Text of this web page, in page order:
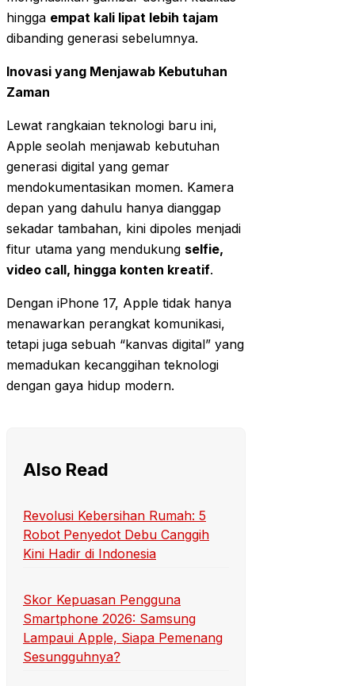
hingga empat kali lipat lebih tajam
dibanding generasi sebelumnya.
Inovasi yang Menjawab Kebutuhan
Zaman
Lewat rangkaian teknologi baru ini,
Apple seolah menjawab kebutuhan
generasi digital yang gemar
mendokumentasikan momen. Kamera
depan yang dahulu hanya dianggap
sekadar tambahan, kini dipoles menjadi
fitur utama yang mendukung selfie,
video call, hingga konten kreatif.
Dengan iPhone 17, Apple tidak hanya
menawarkan perangkat komunikasi,
tetapi juga sebuah “kanvas digital” yang
memadukan kecanggihan teknologi
dengan gaya hidup modern.
Also Read
Revolusi Kebersihan Rumah: 5
Robot Penyedot Debu Canggih
Kini Hadir di Indonesia
Skor Kepuasan Pengguna
Smartphone 2026: Samsung
Lampaui Apple, Siapa Pemenang
Sesungguhnya?